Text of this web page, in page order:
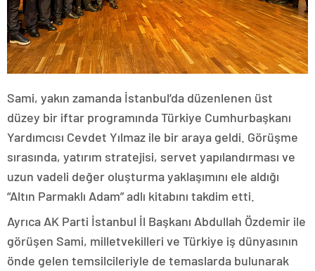
Sami, yakın zamanda İstanbul’da düzenlenen üst
düzey bir iftar programında Türkiye Cumhurbaşkanı
Yardımcısı Cevdet Yılmaz ile bir araya geldi. Görüşme
sırasında, yatırım stratejisi, servet yapılandırması ve
uzun vadeli değer oluşturma yaklaşımını ele aldığı
“Altın Parmaklı Adam” adlı kitabını takdim etti.
Ayrıca AK Parti İstanbul İl Başkanı Abdullah Özdemir ile
görüşen Sami, milletvekilleri ve Türkiye iş dünyasının
önde gelen temsilcileriyle de temaslarda bulunarak